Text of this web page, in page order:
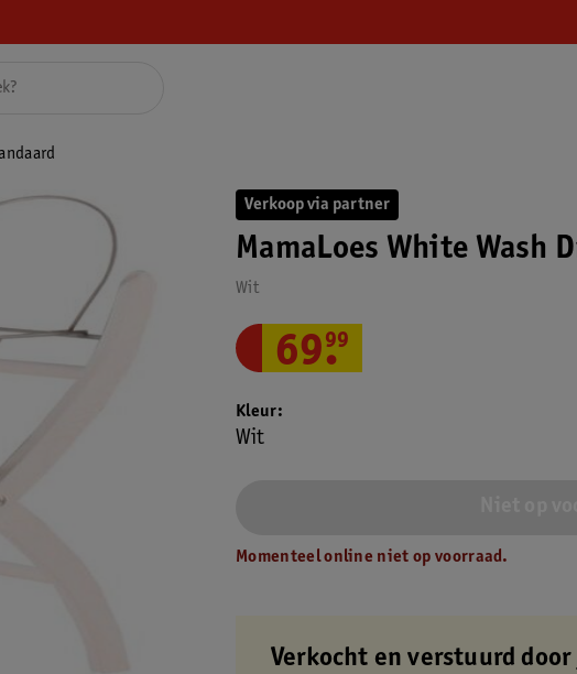
Verkoop via partner
MamaLoes White Wash
Wit
69.
99
Kleur
Wit
Momenteel online niet op voorraad.
Verkocht en verstuurd door